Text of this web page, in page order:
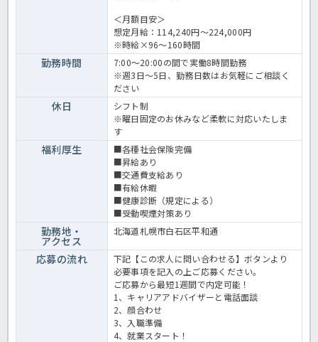
＜月額目安＞
想定月給：114,240円～224,000円
※時給×96～160時間
勤務時間
7:00～20:00の間で実働8時間勤務
※週3日～5日、勤務日数はお気軽にご相談く
ださい
休日
シフト制
※曜日固定のお休みなど柔軟に対応いたしま
す
福利厚生
■各種社会保険完備
■昇給あり
■交通費支給あり
■有給休暇
■健康診断（規定による）
■受動喫煙対策あり
勤務地・
アクセス
北海道札幌市白石区平和通
応募の流れ
下記【この求人に問い合わせる】ボタンより
必要事項を記入の上ご応募ください。
ご応募から最短1週間で内定可能！
1、キャリアアドバイザーと電話面談
2、顔合わせ
3、入職準備
4、就業スタート！